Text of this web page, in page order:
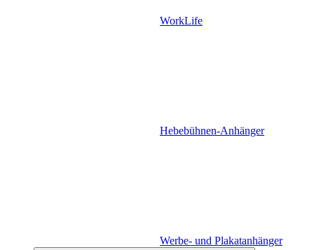
WorkLife
Hebebühnen-Anhänger
Werbe- und Plakatanhänger